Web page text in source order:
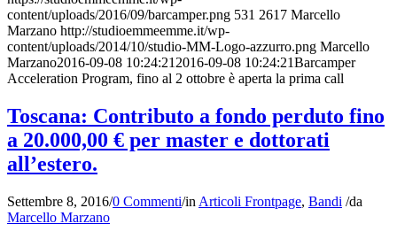
content/uploads/2016/09/barcamper.png 531 2617 Marcello
Marzano http://studioemmeemme.it/wp-
content/uploads/2014/10/studio-MM-Logo-azzurro.png Marcello
Marzano2016-09-08 10:24:21 2016-09-08 10:24:21Barcamper
Acceleration Program, fino al 2 ottobre è aperta la prima call
Toscana: Contributo a fondo perduto fino
a 20.000,00 € per master e dottorati
all’estero.
Settembre 8, 2016/0 Commenti/in Articoli Frontpage, Bandi /da
Marcello Marzano